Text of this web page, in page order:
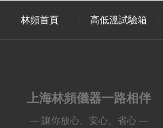
林頻首頁 高低溫試驗箱
上海林頻儀器一路相伴
— 讓你放心、安心、省心 —